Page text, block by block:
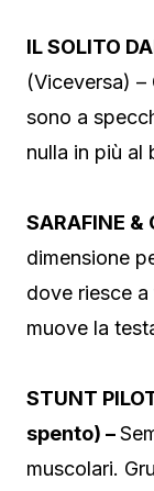
IL SOLITO
(Viceversa) –
sono a
nulla in più al
SARAFINE &
dimensione
dove riesce a
muove la
STUNT
spento) –
muscolari.